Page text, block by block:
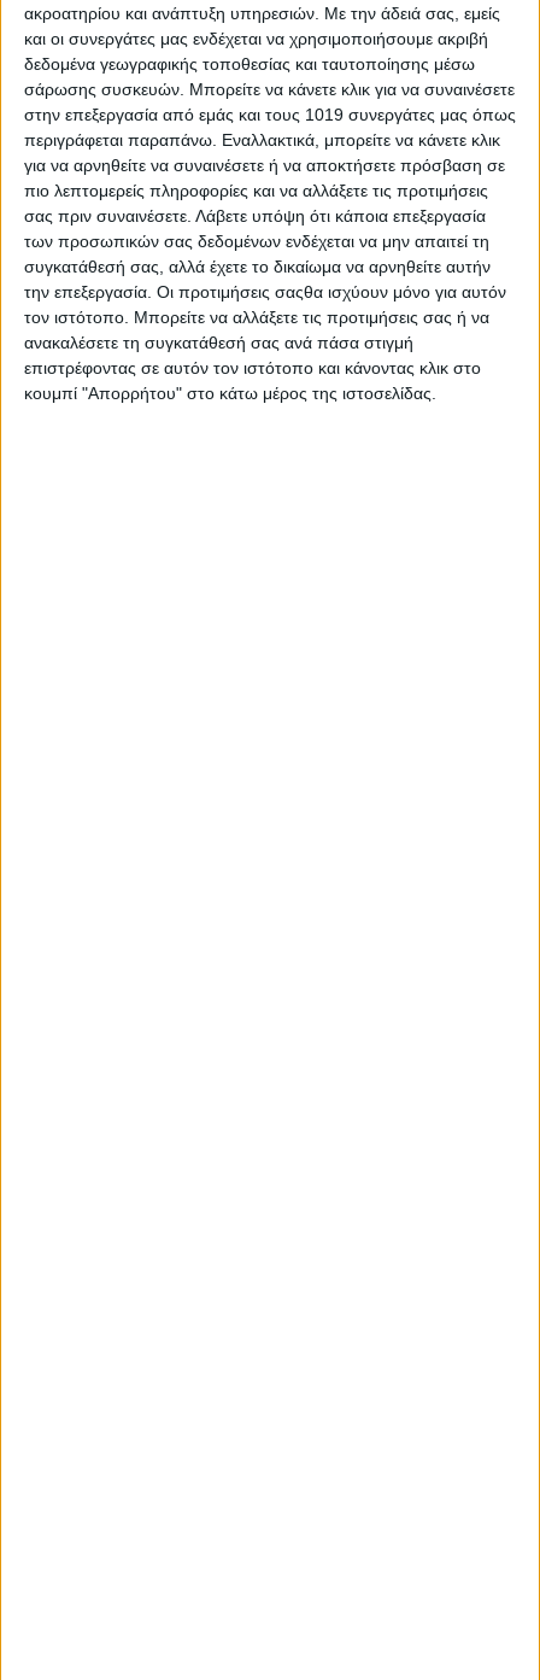
ακροατηρίου και ανάπτυξη υπηρεσιών. Με την άδειά σας, εμείς
και οι συνεργάτες μας ενδέχεται να χρησιμοποιήσουμε ακριβή
δεδομένα γεωγραφικής τοποθεσίας και ταυτοποίησης μέσω
σάρωσης συσκευών. Μπορείτε να κάνετε κλικ για να συναινέσετε
στην επεξεργασία από εμάς και τους 1019 συνεργάτες μας όπως
περιγράφεται παραπάνω. Εναλλακτικά, μπορείτε να κάνετε κλικ
για να αρνηθείτε να συναινέσετε ή να αποκτήσετε πρόσβαση σε
πιο λεπτομερείς πληροφορίες και να αλλάξετε τις προτιμήσεις
σας πριν συναινέσετε. Λάβετε υπόψη ότι κάποια επεξεργασία
των προσωπικών σας δεδομένων ενδέχεται να μην απαιτεί τη
συγκατάθεσή σας, αλλά έχετε το δικαίωμα να αρνηθείτε αυτήν
την επεξεργασία. Οι προτιμήσεις σαςθα ισχύουν μόνο για αυτόν
τον ιστότοπο. Μπορείτε να αλλάξετε τις προτιμήσεις σας ή να
ανακαλέσετε τη συγκατάθεσή σας ανά πάσα στιγμή
επιστρέφοντας σε αυτόν τον ιστότοπο και κάνοντας κλικ στο
κουμπί "Απορρήτου" στο κάτω μέρος της ιστοσελίδας.
Υπενθυμίζεται ότι χθες, Τετάρτη, συνελήφθη και ένας
25χρονος για τη φωτιά στην περιοχή Γηροκομοείο της Πάτρας.
Στις φωτογραφίες που οδήγησαν την αστυνομία
στη σύλληψη του 25χρονου και έφερε στη δημοσιότητα το
ΟΡΕΝ φαίνεται ο νεαρός άνδρας αρχικά να σκύβει μέσα σε ένα
χωράφι. Όταν, στη συνέχεια, αποχωρεί, στο ίδιο σημείο
εμφανίζεται καπνός με τη φωτιά να επεκτείνεται λόγω των
ισχυρών ανέμων που επικρατούσαν στην περιοχή.
Πηγή πρώτο θέμα